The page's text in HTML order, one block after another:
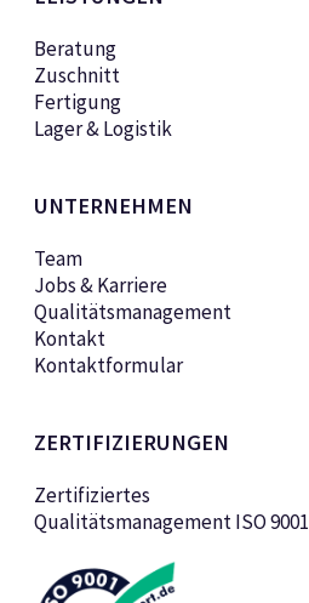
Beratung
Zuschnitt
Fertigung
Lager & Logistik
UNTERNEHMEN
Team
Jobs & Karriere
Qualitätsmanagement
Kontakt
Kontaktformular
ZERTIFIZIERUNGEN
Zertifiziertes
Qualitätsmanagement ISO 9001